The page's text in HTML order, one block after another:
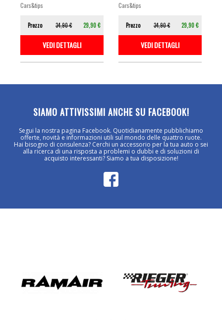
cars&tips
Prezzo 34,90 € 29,90 €
VEDI DETTAGLI
cars&tips
Prezzo 34,90 € 29,90 €
VEDI DETTAGLI
SIAMO ATTIVISSIMI ANCHE SU FACEBOOK!
Segui la nostra pagina Facebook. Quotidianamente pubblichiamo
offerte, novità e informazioni utili sul mondo delle quattro ruote.
Hai bisogno di consulenza? Cerchi un accessorio per la tua auto o sei
alla ricerca di una risposta a problemi o dubbi e di soluzioni di
acquisto interessanti? Siamo a tua disposizione!